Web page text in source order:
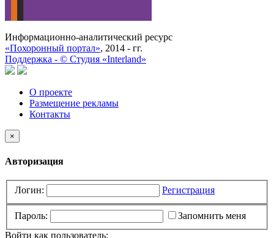
Информационно-аналитический ресурс
«Похоронный портал», 2014 - гг.
Поддержка - © Cтудия «Interland»
О проекте
Размещение рекламы
Контакты
×
Авторизация
Логин: Регистрация
Пароль:
Запомнить меня
Войти как пользователь: